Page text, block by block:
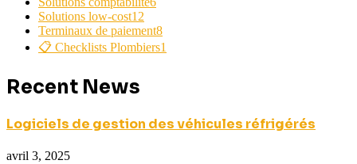
Solutions low-cost12
Terminaux de paiement8
📋 Checklists Plombiers1
Recent News
Logiciels de gestion des véhicules réfrigérés
avril 3, 2025